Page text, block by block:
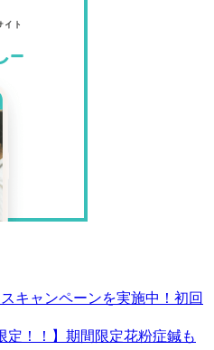
キャンペーンを実施中！初回
定！！】期間限定花粉症鍼も